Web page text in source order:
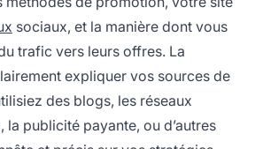
sociaux, et la manière dont vous
trafic vers leurs offres. La
expliquer vos sources de
des blogs, les réseaux
la publicité payante, ou d’autres